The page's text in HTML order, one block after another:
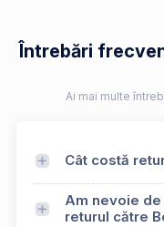
Întrebări
Ai mai multe
Cât costă
Am nevoie
returul către